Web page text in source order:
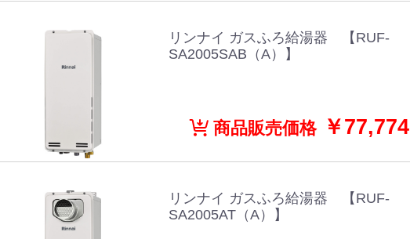
リンナイ ガスふろ給湯器 【RUF-
SA2005SAB（A）】
商品販売価格￥77,774
リンナイ ガスふろ給湯器 【RUF-
SA2005AT（A）】